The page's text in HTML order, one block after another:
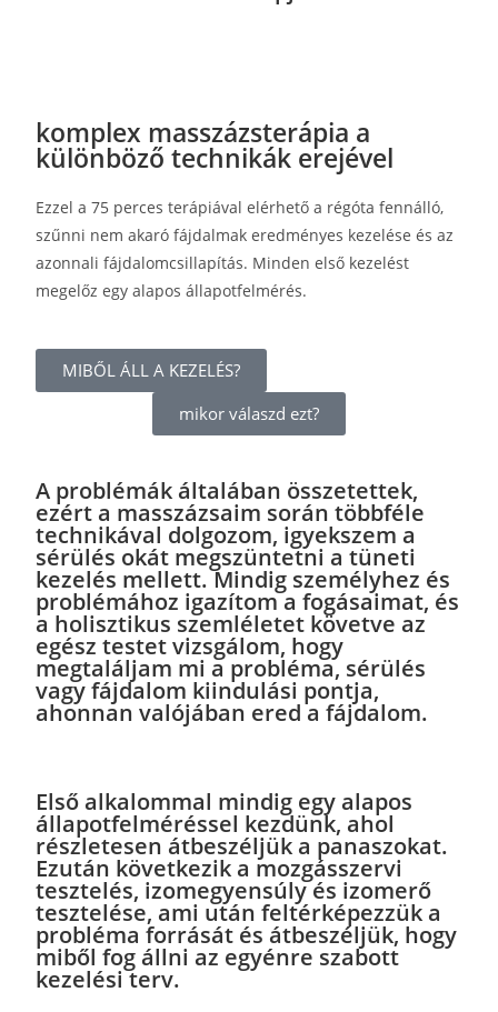
komplex masszázsterápia a
különböző technikák erejével
Ezzel a 75 perces terápiával elérhető a régóta fennálló,
szűnni nem akaró fájdalmak eredményes kezelése és az
azonnali fájdalomcsillapítás. Minden első kezelést
megelőz egy alapos állapotfelmérés.
MIBŐL ÁLL A KEZELÉS?
mikor válaszd ezt?
A problémák általában összetettek,
ezért a masszázsaim során többféle
technikával dolgozom, igyekszem a
sérülés okát megszüntetni a tüneti
kezelés mellett. Mindig személyhez és
problémához igazítom a fogásaimat, és
a holisztikus szemléletet követve az
egész testet vizsgálom, hogy
megtaláljam mi a probléma, sérülés
vagy fájdalom kiindulási pontja,
ahonnan valójában ered a fájdalom.
Első alkalommal mindig egy alapos
állapotfelméréssel kezdünk, ahol
részletesen átbeszéljük a panaszokat.
Ezután következik a mozgásszervi
tesztelés, izomegyensúly és izomerő
tesztelése, ami után feltérképezzük a
probléma forrását és átbeszéljük, hogy
miből fog állni az egyénre szabott
kezelési terv.